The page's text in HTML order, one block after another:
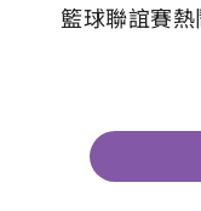
籃球聯誼賽